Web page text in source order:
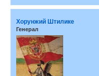
Хорунжий Штилике
Генерал